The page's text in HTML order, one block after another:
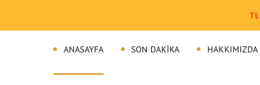
TL
ANASAYFA SON DAKIKA HAKKIMIZDA